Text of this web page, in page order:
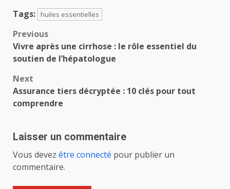
Tags:
huiles essentielles
Post
navigation
Previous
Vivre après une cirrhose : le rôle essentiel du
soutien de l’hépatologue
Next
Assurance tiers décryptée : 10 clés pour tout
comprendre
Laisser un commentaire
Vous devez être connecté pour publier un
commentaire.